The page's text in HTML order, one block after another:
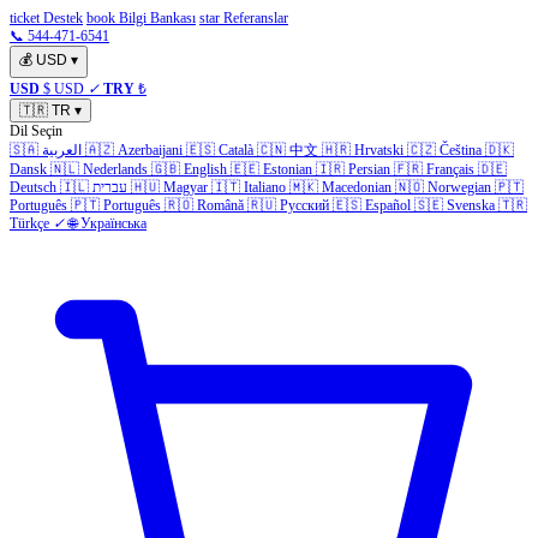
ticket Destek book Bilgi Bankası star Referanslar
📞 544-471-6541
💰 USD ▾
USD $ USD ✓ TRY ₺
🇹🇷 TR ▾
Dil Seçin
🇸🇦 العربية 🇦🇿 Azerbaijani 🇪🇸 Català 🇨🇳 中文 🇭🇷 Hrvatski 🇨🇿 Čeština 🇩🇰
Dansk 🇳🇱 Nederlands 🇬🇧 English 🇪🇪 Estonian 🇮🇷 Persian 🇫🇷 Français 🇩🇪
Deutsch 🇮🇱 עברית 🇭🇺 Magyar 🇮🇹 Italiano 🇲🇰 Macedonian 🇳🇴 Norwegian 🇵🇹
Português 🇵🇹 Português 🇷🇴 Română 🇷🇺 Русский 🇪🇸 Español 🇸🇪 Svenska 🇹🇷
Türkçe ✓ 🌐 Українська